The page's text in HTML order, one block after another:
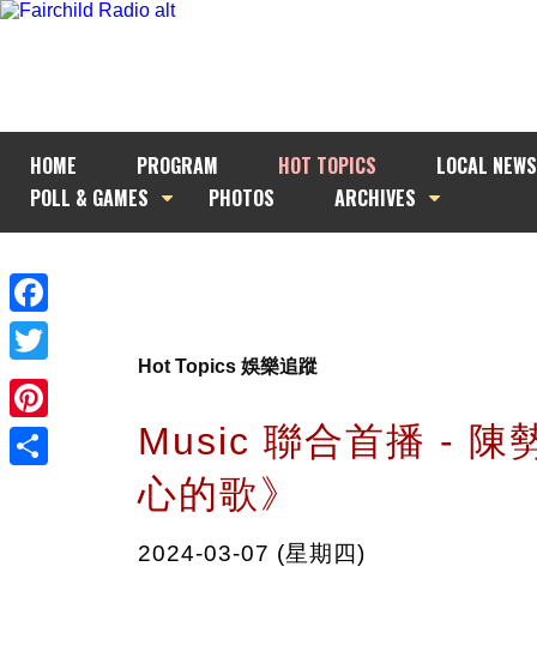
HOME PROGRAM HOT TOPICS
LOCAL NEWS
POLL & GAMES
PHOTOS ARCHIVES
Facebook
Twitter
Pinterest
Hot Topics 娛樂追蹤
Music 聯合首播 - 陳
心的歌》
2024-03-07 (星期四)